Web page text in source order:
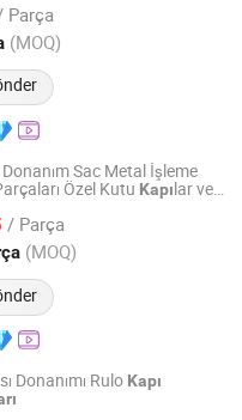
Parça
(MOQ)
Sac Metal İşleme
Özel Kutu Kapılar ve
Kilit Anahtar
/ Parça
(MOQ)
Ltd.
2019
sı Donanımı Rulo Kapı
Material Co., Ltd.